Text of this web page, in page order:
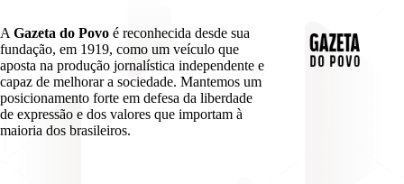
A Gazeta do Povo é reconhecida desde sua
fundação, em 1919, como um veículo que
aposta na produção jornalística independente e
capaz de melhorar a sociedade. Mantemos um
posicionamento forte em defesa da liberdade
de expressão e dos valores que importam à
maioria dos brasileiros.